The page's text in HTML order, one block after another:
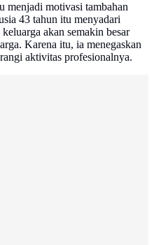
menjadi motivasi tambahan
43 tahun itu menyadari
akan semakin besar
Karena itu, ia menegaskan
aktivitas profesionalnya.